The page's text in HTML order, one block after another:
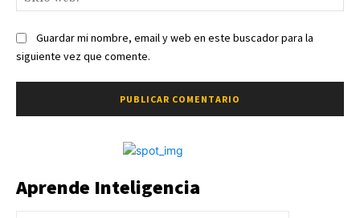
Guardar mi nombre, email y web en este buscador para la
siguiente vez que comente.
Aprende Inteligencia